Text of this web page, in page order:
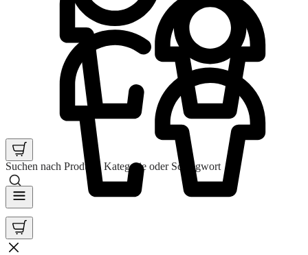
Suchen nach Produkt, Kategorie oder Schlagwort